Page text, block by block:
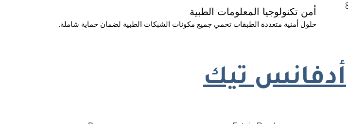
أمن تكنولوجيا المعلومات الطبية
حلول أمنية متعددة الطبقات تحمي جميع مكونات الشبكات الطبية لضمان حماية شاملة.
أدفانس تيك